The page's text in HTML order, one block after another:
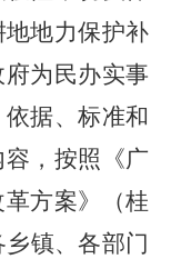
地地力保护补
为民办实事
据、标准和
容 ， 按照《广
方案》（桂
乡镇、各部门